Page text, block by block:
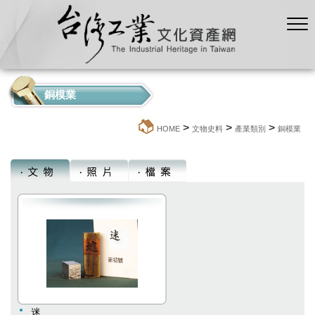
銅模業
HOME > 文物史料 > 產業類別 > 銅模業
迷